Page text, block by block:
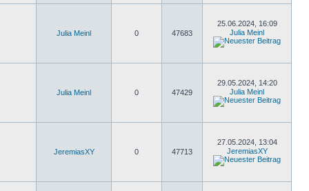
Julia Meinl 0 47683
25.06.2024, 16:09
Julia Meinl
Julia Meinl 0 47429
29.05.2024, 14:20
Julia Meinl
JeremiasXY 0 47713
27.05.2024, 13:04
JeremiasXY